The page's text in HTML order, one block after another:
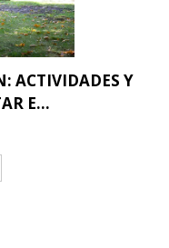
ACTIVIDADES Y
E...